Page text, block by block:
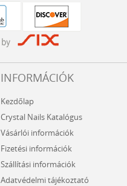
INFORMÁCIÓK
Kezdőlap
Crystal Nails Katalógus
Vásárlói információk
Fizetési információk
Szállítási információk
Adatvédelmi tájékoztató